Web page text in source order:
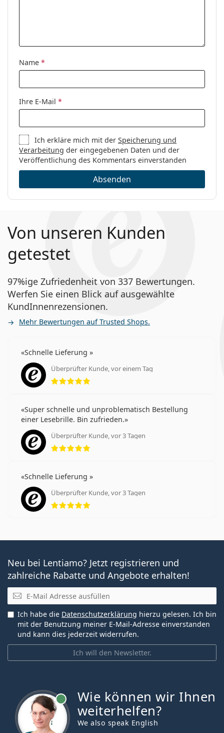
Name *
Ihre E-Mail *
Ich erkläre mich mit derSpeicherung und
Verarbeitung der eingegebenen Daten und der
Veröffentlichung des Kommentars einverstanden
Absenden
Von unseren Kunden
getestet
97%ige Zufriedenheit von 337 Bewertungen.
Werfen Sie einen Blick auf ausgewählte
KundInnenrezensionen.
Mehr Bewertungen auf Trusted Shops.
Schnelle Lieferung
Überprüfter Kunde, vor einem Tag
Bewertung 5 aus 5
Super schnelle und unproblematisch Bestellung
einer Lesebrille. Bin zufrieden.
Überprüfter Kunde, vor 3 Tagen
Bewertung 5 aus 5
Schnelle Lieferung
Überprüfter Kunde, vor 3 Tagen
Bewertung 5 aus 5
Neu bei Lentiamo? Jetzt registrieren und
zahlreiche Rabatte und Angebote erhalten!
E-Mail
Ich will den Newsletter.
Ich habe die Datenschutzerklärung hierzu gelesen. Ich bin
mit der Benutzung meiner E-Mail-Adresse einverstanden
und kann dies jederzeit widerrufen.
Wie können wir Ihnen
weiterhelfen?
We also speak English